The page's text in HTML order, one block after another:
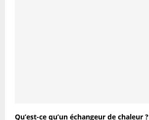
Qu’est-ce qu’un échangeur de chaleur ?